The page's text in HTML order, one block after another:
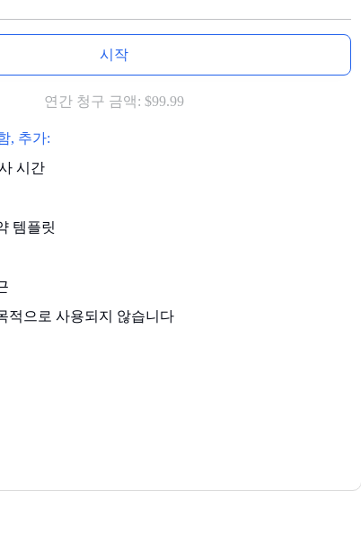
시작
연간 청구 금액: $99.99
, 추가:
시간
템플릿
적으로 사용되지 않습니다